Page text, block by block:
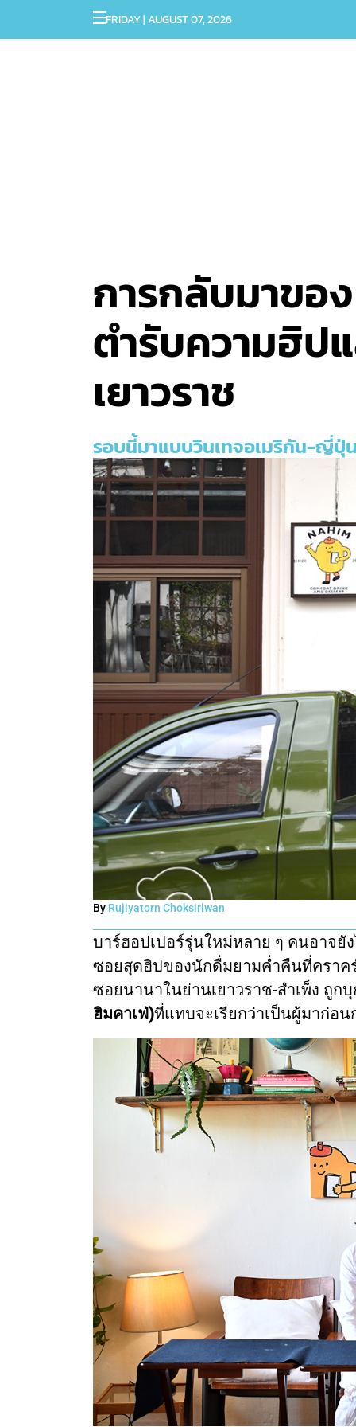
FRIDAY | AUGUST 07, 2026
การกลับมาขอ
ตำรับความฮิป
เยาวราช
รอบนี้มาแบบวินเทจอเมริกัน-ญี่ปุ่
By Rujiyatorn Choksiriwan
บาร์ฮอปเปอร์รุ่นใหม่หลาย ๆ คนอาจยั
ซอยสุดฮิปของนักดื่มยามค่ำคืนที่คราค
ซอยนานาในย่านเยาวราช-สำเพ็ง ถู
ฮิมคาเฟ่)ที่แทบจะเรียกว่าเป็นผู้มาก่อ